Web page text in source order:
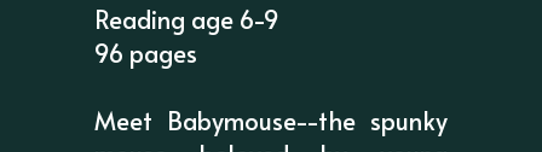
Reading age 6-9
96 pages
Meet Babymouse--the spunky